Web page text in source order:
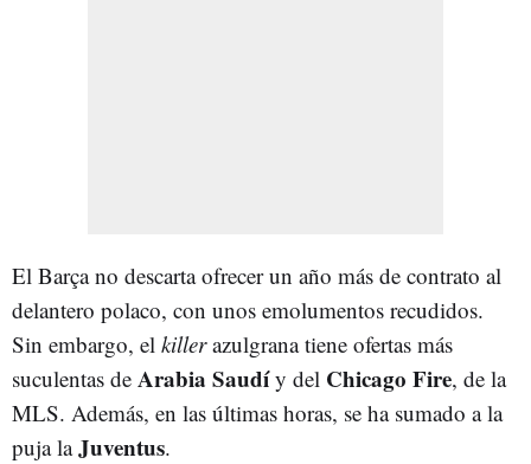
El Barça no descarta ofrecer un año más de contrato al
delantero polaco, con unos emolumentos recudidos.
Sin embargo, el killerazulgrana tiene ofertas más
suculentas de Arabia Saudíy del Chicago Fire, de la
MLS. Además, en las últimas horas, se ha sumado a la
puja laJuventus.